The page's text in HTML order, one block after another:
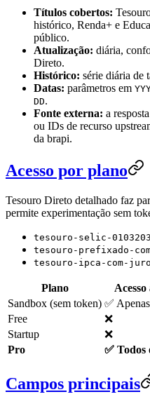
Títulos cobertos:
histórico, Renda+ e
público.
Atualização: diária,
Direto.
Histórico: série diária de
Datas: parâmetros em
DD.
Fonte externa: a
ou IDs de recurso
da brapi.
Acesso por plano
Tesouro Direto detalhado faz
permite experimentação sem
tesouro-selic-
tesouro-prefixado-
tesouro-ipca-com-
Plano
Sandbox (sem token) ✅
Free
❌
Startup
❌
Pro
✅ Todos
Campos principais